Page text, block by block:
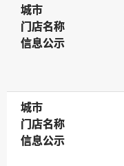
城市
城市
门店名称
门店名称
信息公示
信息公示
城市
城市
门店名称
门店名称
信息公示
信息公示